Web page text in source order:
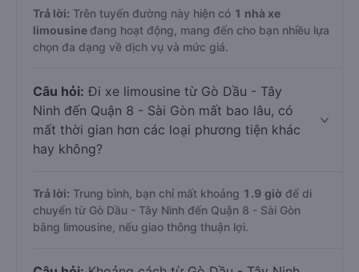
Trả lời: Trên tuyến đường này hiện có 1 nhà xe
limousine đang hoạt động, mang đến cho bạn nhiều lựa
chọn đa dạng về dịch vụ và mức giá.
Câu hỏi: Đi xe limousine từ Gò Dầu - Tây
Ninh đến Quận 8 - Sài Gòn mất bao lâu, có
mất thời gian hơn các loại phương tiện khác
hay không?
Trả lời: Trung bình, bạn chỉ mất khoảng 1.9 giờ để di
chuyển từ Gò Dầu - Tây Ninh đến Quận 8 - Sài Gòn
bằng limousine, nếu giao thông thuận lợi.